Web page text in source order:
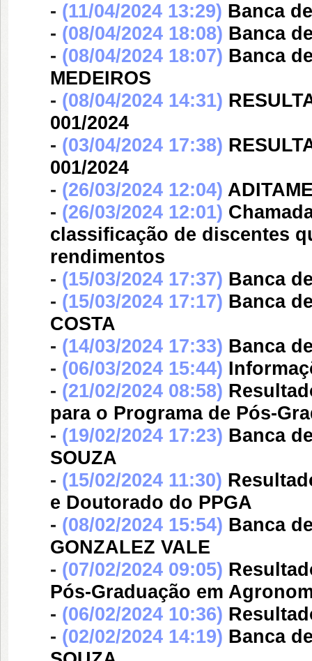
- (11/04/2024 13:29) Banca
- (08/04/2024 18:08) Banca
- (08/04/2024 18:07) Banca
MEDEIROS
- (08/04/2024 14:31)
001/2024
- (03/04/2024 17:38)
001/2024
- (26/03/2024 12:04)
- (26/03/2024 12:01)
classificação de discentes
rendimentos
- (15/03/2024 17:37) Banca
- (15/03/2024 17:17) Banca
COSTA
- (14/03/2024 17:33) Banca
- (06/03/2024 15:44)
- (21/02/2024 08:58)
para o Programa de Pós-
- (19/02/2024 17:23) Banca
SOUZA
- (15/02/2024 11:30)
e Doutorado do PPGA
- (08/02/2024 15:54) Banca
GONZALEZ VALE
- (07/02/2024 09:05)
Pós-Graduação em
- (06/02/2024 10:36)
- (02/02/2024 14:19) Banca